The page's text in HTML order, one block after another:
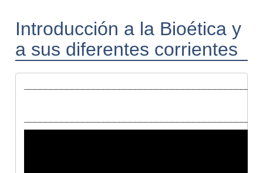
Introducción a la Bioética y
a sus diferentes corrientes